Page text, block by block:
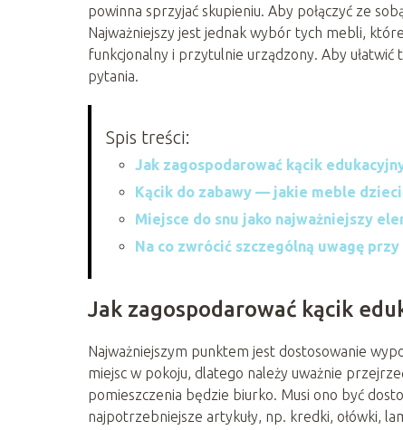
powinna sprzyjać skupieniu. Aby połączyć ze
Najważniejszy jest jednak wybór tych mebli,
funkcjonalny i przytulnie urządzony. Aby
pytania.
Spis treści:
Jak zagospodarować kącik
Kącik do zabawy — jakie meble
Miejsce do snu jako najważniejszy
Na co zwrócić szczególną uwagę
Jak zagospodarować kącik
Najważniejszym punktem jest dostosowanie
miejsc w pokoju, dlatego należy uważnie
pomieszczenia będzie biurko. Musi ono być
najpotrzebniejsze artykuły, np. kredki, ołówki,